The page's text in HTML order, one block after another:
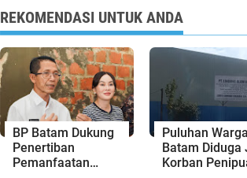
REKOMENDASI UNTUK ANDA
BP Batam Dukung
Penertiban
Pemanfaatan
Puluhan Warga
Batam Diduga
Korban